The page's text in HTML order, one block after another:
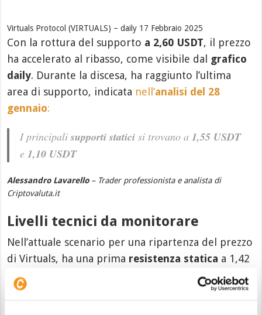
Virtuals Protocol (VIRTUALS) – daily 17 Febbraio 2025
Con la rottura del supporto a 2,60 USDT, il prezzo
ha accelerato al ribasso, come visibile dal grafico
daily. Durante la discesa, ha raggiunto l’ultima
area di supporto, indicata nell’analisi del 28
gennaio:
I principalisupporti statici si trovano a 1,55 USDT
e 1,10 USDT
Alessandro Lavarello– Trader professionista e analista di
Criptovaluta.it
Livelli tecnici da monitorare
Nell’attuale scenario per una ripartenza del prezzo
di Virtuals, ha una prima resistenza statica a 1,42
USDT, seguita dai livelli superiori vettoriali a1,66
USDT
. Solo con il